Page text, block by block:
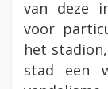
van deze
voor
het
stad een